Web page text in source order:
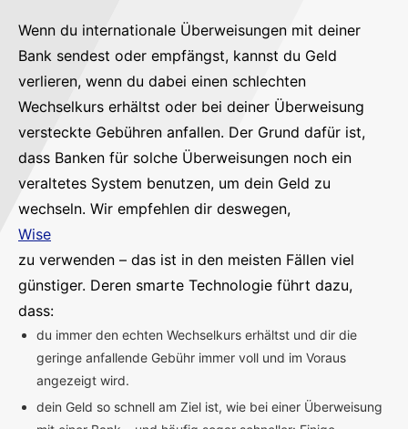
Wenn du internationale Überweisungen mit deiner
Bank sendest oder empfängst, kannst du Geld
verlieren, wenn du dabei einen schlechten
Wechselkurs erhältst oder bei deiner Überweisung
versteckte Gebühren anfallen. Der Grund dafür ist,
dass Banken für solche Überweisungen noch ein
veraltetes System benutzen, um dein Geld zu
wechseln. Wir empfehlen dir deswegen,
Wise
zu verwenden – das ist in den meisten Fällen viel
günstiger. Deren smarte Technologie führt dazu,
dass:
du immer den echten Wechselkurs erhältst und dir die
geringe anfallende Gebühr immer voll und im Voraus
angezeigt wird.
dein Geld so schnell am Ziel ist, wie bei einer Überweisung